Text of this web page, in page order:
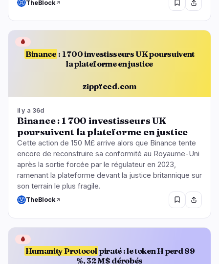
TheBlock
Binance : 1 700 investisseurs UK poursuivent
la plateforme en justice
zippfeed.com
🩸
il y a 36d
Binance : 1 700 investisseurs UK
poursuivent la plateforme en justice
Cette action de 150 M£ arrive alors que Binance tente
encore de reconstruire sa conformité au Royaume-Uni
après la sortie forcée par le régulateur en 2023,
ramenant la plateforme devant la justice britannique sur
son terrain le plus fragile.
TheBlock
Humanity Protocol piraté : le token H perd 89
%, 32 M$ dérobés
🩸